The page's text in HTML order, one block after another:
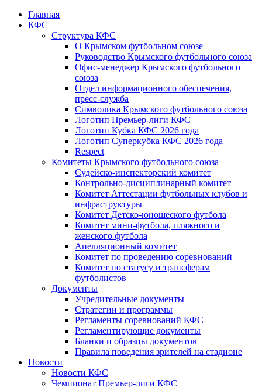
Главная
КФС
Структура КФС
О Крымском футбольном союзе
Руководство Крымского футбольного союза
Офис-менеджер Крымского футбольного
союза
Отдел информационного обеспечения,
пресс-служба
Символика Крымского футбольного союза
Логотип Премьер-лиги КФС
Логотип Кубка КФС 2026 года
Логотип Суперкубка КФС 2026 года
Respect
Комитеты Крымского футбольного союза
Судейско-инспекторский комитет
Контрольно-дисциплинарный комитет
Комитет Аттестации футбольных клубов и
инфраструктуры
Комитет Детско-юношеского футбола
Комитет мини-футбола, пляжного и
женского футбола
Апелляционный комитет
Комитет по проведению соревнований
Комитет по статусу и трансферам
футболистов
Документы
Учредительные документы
Стратегии и программы
Регламенты соревнований КФС
Регламентирующие документы
Бланки и образцы документов
Правила поведения зрителей на стадионе
Новости
Новости КФС
Чемпионат Премьер-лиги КФС